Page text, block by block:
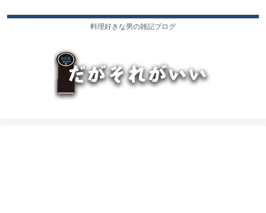
料理好きな男の雑記ブログ